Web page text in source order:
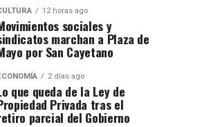
12 horas ago
sociales y
marchan a Plaza de
por San Cayetano
2 días ago
que queda de la Ley de
Privada tras el
parcial del Gobierno